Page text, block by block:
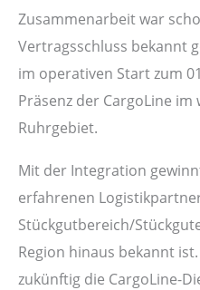
Zusammenarbeit war
Vertragsschluss bekannt
im operativen Start zum
Präsenz der CargoLine
Ruhrgebiet.
Mit der Integration
erfahrenen
Stückgutbereich/
Region hinaus bekannt
zukünftig die CargoLine-